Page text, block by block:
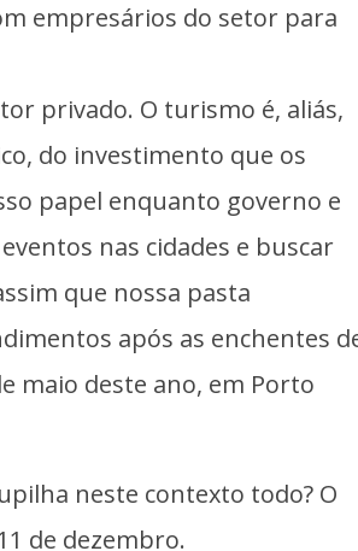
empresários do setor para
privado. O turismo é, aliás,
do investimento que os
papel enquanto governo e
nas cidades e buscar
que nossa pasta
após as enchentes
maio deste ano, em Porto
neste contexto todo? O
de dezembro.